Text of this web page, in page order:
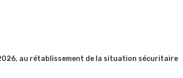
au rétablissement de la situation sécuritaire